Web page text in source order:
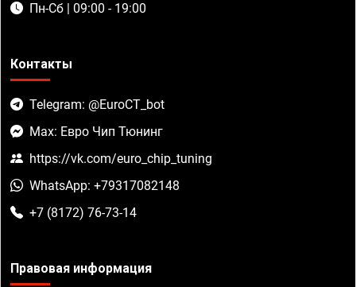
Пн-Сб | 09:00 - 19:00
Контакты
Telegram: @EuroCT_bot
Max: Евро Чип Тюнинг
https://vk.com/euro_chip_tuning
WhatsApp: +79317082148
+7 (8172) 76-73-14
Правовая информация